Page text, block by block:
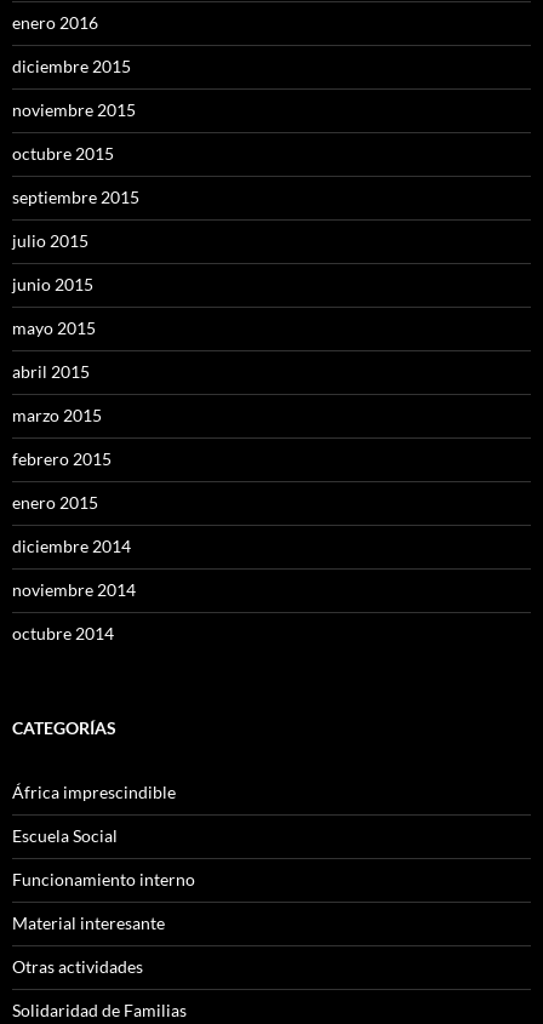
enero 2016
diciembre 2015
noviembre 2015
octubre 2015
septiembre 2015
julio 2015
junio 2015
mayo 2015
abril 2015
marzo 2015
febrero 2015
enero 2015
diciembre 2014
noviembre 2014
octubre 2014
CATEGORÍAS
África imprescindible
Escuela Social
Funcionamiento interno
Material interesante
Otras actividades
Solidaridad de Familias